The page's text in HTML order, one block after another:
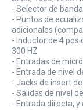
- Selector de
- Puntos de
adicionales
- Inductor de 4
300 HZ
- Entradas de
- Entrada de nivel
- Jacks de insert
- Salidas de nivel
- Entrada directa,